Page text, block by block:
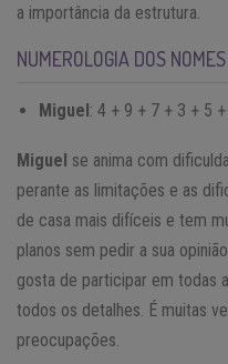
a importância da estrutura.
NUMEROLOGIA DOS
Miguel: 4 + 9 + 7 + 3 + 5
Miguel se anima com
perante as limitações e as
de casa mais difíceis e tem
planos sem pedir a sua
gosta de participar em todas
todos os detalhes. É muitas
preocupações.